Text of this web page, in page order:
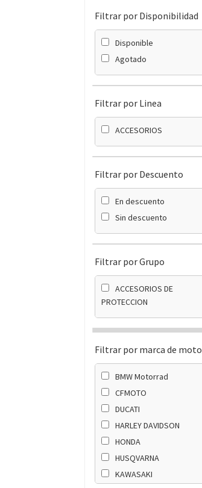
Filtrar por Disponibilidad
Disponible
Agotado
Filtrar por Linea
ACCESORIOS
Filtrar por Descuento
En descuento
Sin descuento
Filtrar por Grupo
ACCESORIOS DE
PROTECCION
Filtrar por marca de moto
BMW Motorrad
CFMOTO
DUCATI
HARLEY DAVIDSON
HONDA
HUSQVARNA
KAWASAKI